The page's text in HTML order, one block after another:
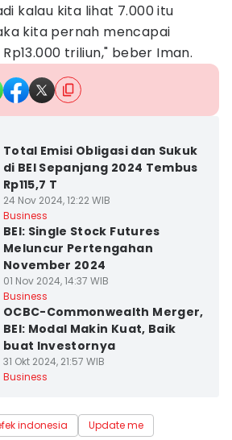
kalau kita lihat 7.000 itu
kita pernah mencapai
triliun," beber Iman.
Total Emisi Obligasi dan Sukuk
di BEI Sepanjang 2024 Tembus
Rp115,7 T
24 Nov 2024, 12:22 WIB
Business
BEI: Single Stock Futures
Meluncur Pertengahan
November 2024
01 Nov 2024, 14:37 WIB
Business
OCBC-Commonwealth Merger,
BEI: Modal Makin Kuat, Baik
buat Investornya
31 Okt 2024, 21:57 WIB
Business
indonesia
Update me